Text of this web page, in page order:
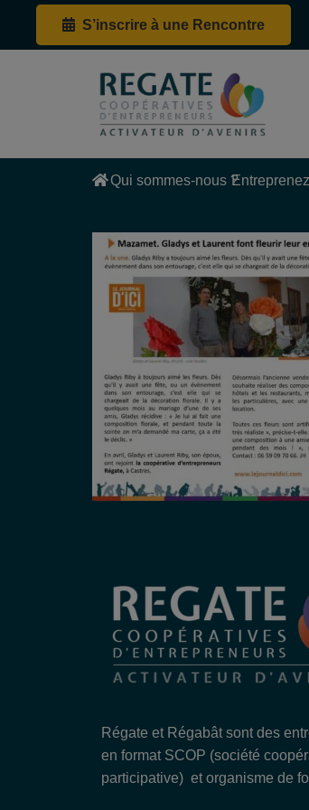
S’inscrire à une Rencontre
Qui sommes-nous ?
Régate et Régabât sont des
en format SCOP (société
participative) et organisme de